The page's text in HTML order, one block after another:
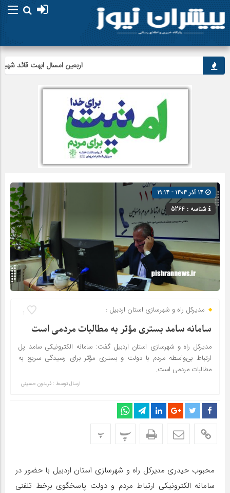
اربعین امسال ابهت قائد شهید را
شناسه : 5264
1 مدیرکل راه و شهرسازی استان اردبیل :
سامانه سامد بستری مؤثر به مطالبات مردمی است
مدیرکل راه و شهرسازی استان اردبیل گفت: سامانه الکترونیکی سامد پل
ارتباط بی‌واسطه مردم با دولت و بستری مؤثر برای رسیدگی سریع به
مطالبات مردمی است.
ارسال توسط : فریدون حسینی
پ پ
محبوب حیدری مدیرکل راه و شهرسازی استان اردبیل با حضور در
سامانه الکترونیکی ارتباط مردم و دولت پاسخگوی برخط تلفنی